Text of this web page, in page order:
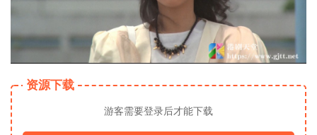
资源下载
游客需要登录后才能下载